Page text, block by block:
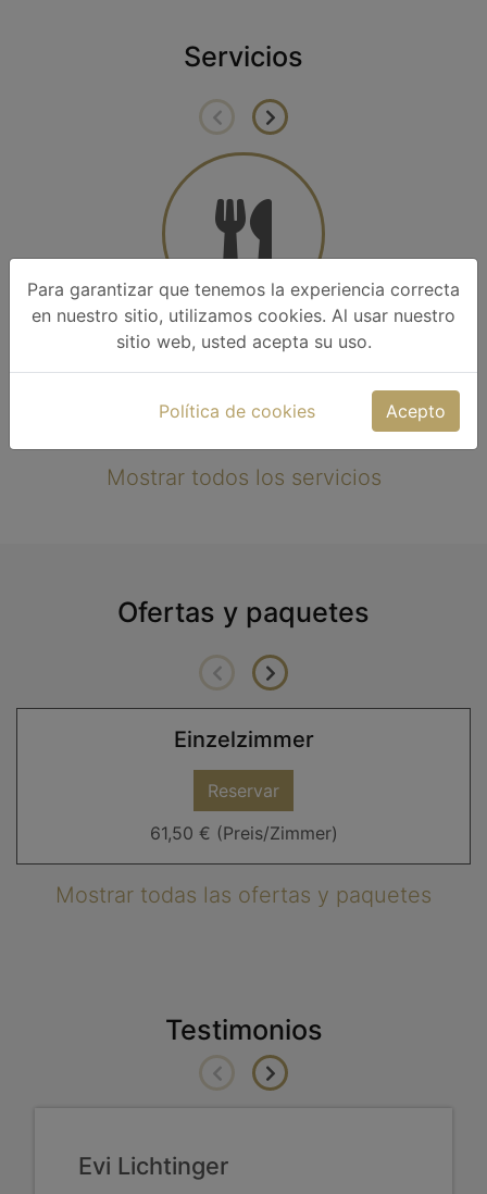
Servicios
Restaurant
gemütlichen Biergarten die Spezialitäten aus der
Mostrar todos los servicios
Ofertas y paquetes
Einzelzimmer
Reservar
61,50 € (Preis/Zimmer)
Mostrar todas las ofertas y paquetes
Testimonios
Evi Lichtinger
Para garantizar que tenemos la experiencia correcta
en nuestro sitio, utilizamos cookies. Al usar nuestro
sitio web, usted acepta su uso.
Política de cookies Acepto